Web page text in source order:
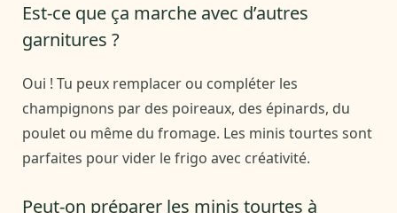
Est-ce que ça marche avec d’autres
garnitures ?
Oui ! Tu peux remplacer ou compléter les
champignons par des poireaux, des épinards, du
poulet ou même du fromage. Les minis tourtes sont
parfaites pour vider le frigo avec créativité.
Peut-on préparer les minis tourtes à